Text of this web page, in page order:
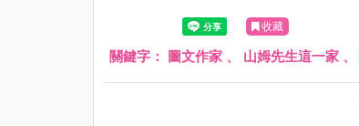
收藏
關鍵字： 圖文作家 、 山姆先生這一家 、